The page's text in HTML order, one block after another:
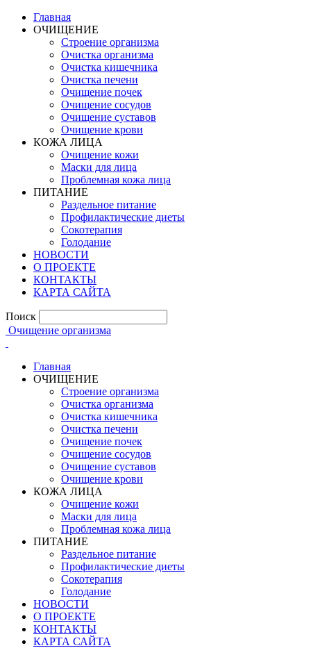
Главная
ОЧИЩЕНИЕ
Строение организма
Очистка организма
Очистка кишечника
Очистка печени
Очищение почек
Очищение сосудов
Очищение суставов
Очищение крови
КОЖА ЛИЦА
Очищение кожи
Маски для лица
Проблемная кожа лица
ПИТАНИЕ
Раздельное питание
Профилактические диеты
Сокотерапия
Голодание
НОВОСТИ
О ПРОЕКТЕ
КОНТАКТЫ
КАРТА САЙТА
Поиск
Очищение организма
Главная
ОЧИЩЕНИЕ
Строение организма
Очистка организма
Очистка кишечника
Очистка печени
Очищение почек
Очищение сосудов
Очищение суставов
Очищение крови
КОЖА ЛИЦА
Очищение кожи
Маски для лица
Проблемная кожа лица
ПИТАНИЕ
Раздельное питание
Профилактические диеты
Сокотерапия
Голодание
НОВОСТИ
О ПРОЕКТЕ
КОНТАКТЫ
КАРТА САЙТА